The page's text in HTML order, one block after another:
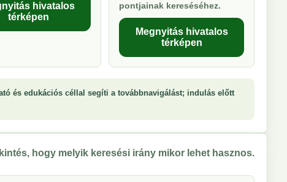
hivatalos
térképen
pontjainak kereséséhez.
Megnyitás hivatalos
térképen
és edukációs céllal segíti a továbbnavigálást; indulás előtt
hogy melyik keresési irány mikor lehet hasznos.